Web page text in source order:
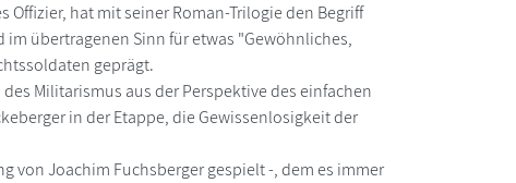
hat mit seiner Roman-Trilogie den Begriff
übertragenen Sinn für etwas "Gewöhnliches,
geprägt.
Militarismus aus der Perspektive des einfachen
in der Etappe, die Gewissenlosigkeit der
von Joachim Fuchsberger gespielt -, dem es immer